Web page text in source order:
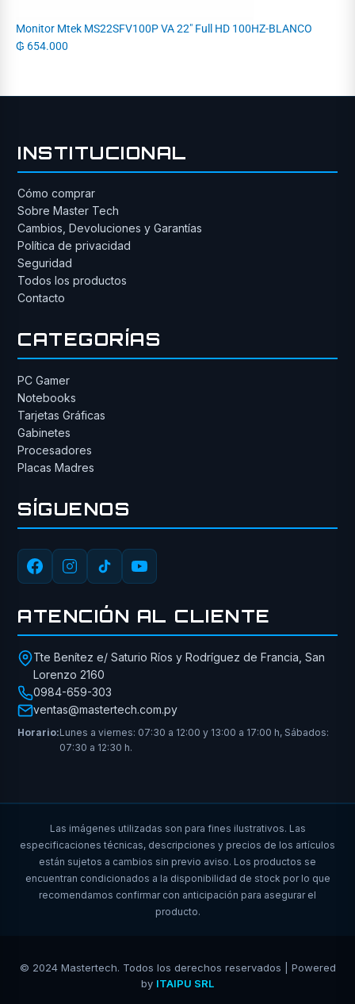
Monitor Mtek MS22SFV100P VA 22" Full HD 100HZ-BLANCO
₲ 654.000
INSTITUCIONAL
Cómo comprar
Sobre Master Tech
Cambios, Devoluciones y Garantías
Política de privacidad
Seguridad
Todos los productos
Contacto
CATEGORÍAS
PC Gamer
Notebooks
Tarjetas Gráficas
Gabinetes
Procesadores
Placas Madres
SÍGUENOS
ATENCIÓN AL CLIENTE
Tte Benítez e/ Saturio Ríos y Rodríguez de Francia, San
Lorenzo 2160
0984-659-303
ventas@mastertech.com.py
Horario:Lunes a viernes: 07:30 a 12:00 y 13:00 a 17:00 h, Sábados:
07:30 a 12:30 h.
Las imágenes utilizadas son para fines ilustrativos. Las
especificaciones técnicas, descripciones y precios de los artículos
están sujetos a cambios sin previo aviso. Los productos se
encuentran condicionados a la disponibilidad de stock por lo que
recomendamos confirmar con anticipación para asegurar el
producto.
© 2024 Mastertech. Todos los derechos reservados | Powered
by ITAIPU SRL